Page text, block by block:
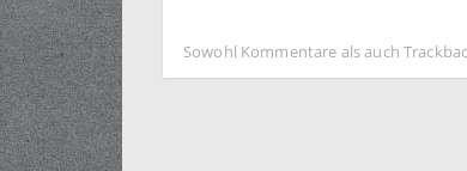
Sowohl Kommentare als auch